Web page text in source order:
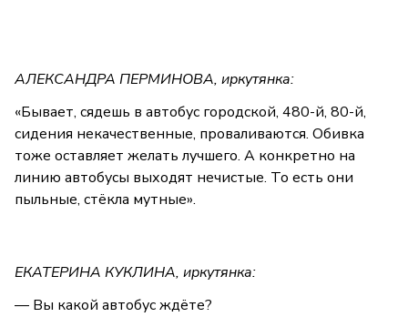
АЛЕКСАНДРА ПЕРМИНОВА, иркутянка:
«Бывает, сядешь в автобус городской, 480-й, 80-й,
сидения некачественные, проваливаются. Обивка
тоже оставляет желать лучшего. А конкретно на
линию автобусы выходят нечистые. То есть они
пыльные, стёкла мутные».
ЕКАТЕРИНА КУКЛИНА, иркутянка:
— Вы какой автобус ждёте?